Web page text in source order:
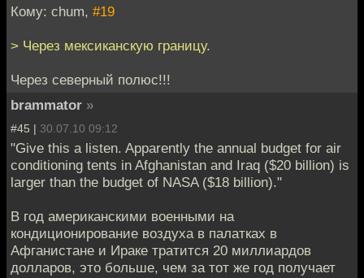
Кому: chum, #19
> Через мексиканскую границу.
Через северный полюс!!!
brammator »
#45 | 30.07.10 09:12
"Give this a listen. Apparently the annual budget for air
conditioning tents in Afghanistan and Iraq ($20 billion) is
larger than the budget of NASA ($18 billion)."
В год американскими военными на
кондиционирование воздуха в палатках в
Афганистане и Ираке тратится 20 миллиардов
долларов, это больше, чем за тот же год получает